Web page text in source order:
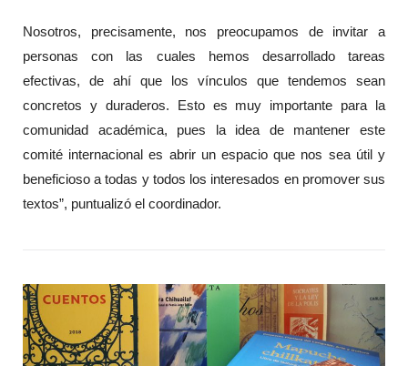
Nosotros, precisamente, nos preocupamos de invitar a
personas con las cuales hemos desarrollado tareas
efectivas, de ahí que los vínculos que tendemos sean
concretos y duraderos. Esto es muy importante para la
comunidad académica, pues la idea de mantener este
comité internacional es abrir un espacio que nos sea útil y
beneficioso a todas y todos los interesados en promover sus
textos”, puntualizó el coordinador.